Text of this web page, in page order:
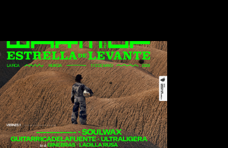
Bloc Party